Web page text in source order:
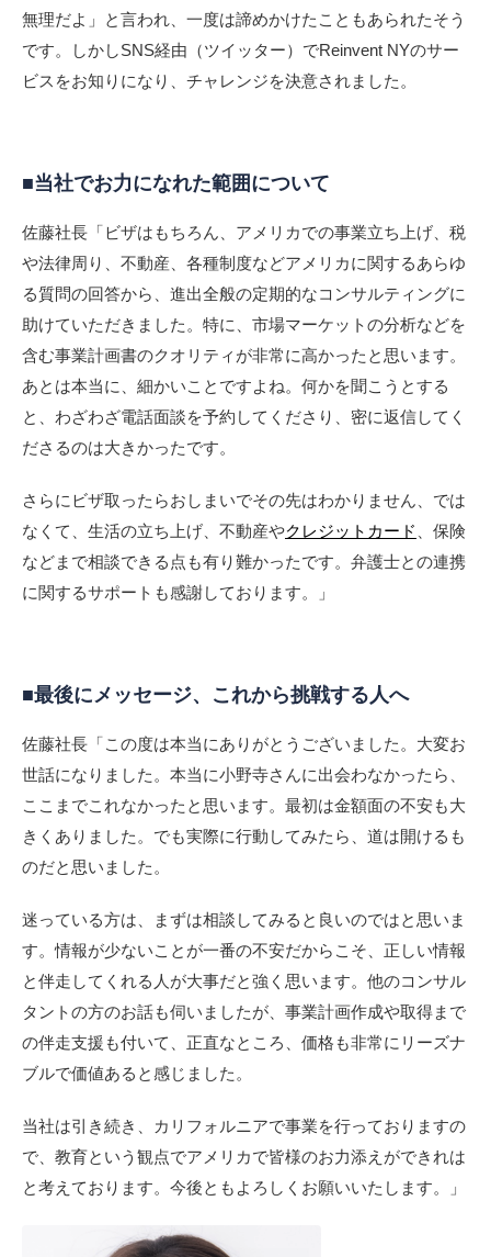
無理だよ」と言われ、一度は諦めかけたこともあられたそう
です。しかしSNS経由（ツイッター）でReinvent NYのサー
ビスをお知りになり、チャレンジを決意されました。
■当社でお力になれた範囲について
佐藤社長「ビザはもちろん、アメリカでの事業立ち上げ、税
や法律周り、不動産、各種制度などアメリカに関するあらゆ
る質問の回答から、進出全般の定期的なコンサルティングに
助けていただきました。特に、市場マーケットの分析などを
含む事業計画書のクオリティが非常に高かったと思います。
あとは本当に、細かいことですよね。何かを聞こうとする
と、わざわざ電話面談を予約してくださり、密に返信してく
ださるのは大きかったです。
さらにビザ取ったらおしまいでその先はわかりません、では
なくて、生活の立ち上げ、不動産やクレジットカード 、保険
などまで相談できる点も有り難かったです。弁護士との連携
に関するサポートも感謝しております。」
■最後にメッセージ、これから挑戦する人へ
佐藤社長「この度は本当にありがとうございました。大変お
世話になりました。本当に小野寺さんに出会わなかったら、
ここまでこれなかったと思います。最初は金額面の不安も大
きくありました。でも実際に行動してみたら、道は開けるも
のだと思いました。
迷っている方は、まずは相談してみると良いのではと思いま
す。情報が少ないことが一番の不安だからこそ、正しい情報
と伴走してくれる人が大事だと強く思います。他のコンサル
タントの方のお話も伺いましたが、事業計画作成や取得まで
の伴走支援も付いて、正直なところ、価格も非常にリーズナ
ブルで価値あると感じました。
当社は引き続き、カリフォルニアで事業を行っておりますの
で、教育という観点でアメリカで皆様のお力添えができれは
と考えております。今後ともよろしくお願いいたします。」